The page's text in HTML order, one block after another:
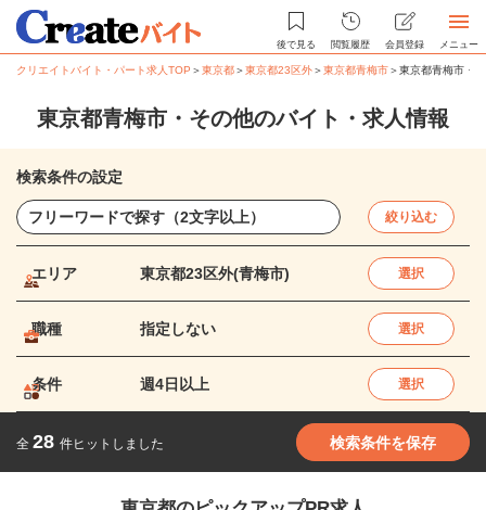
後で見る 閲覧履歴 会員登録 メニュー
クリエイトバイト・パート求人TOP ＞東京都＞東京都23区外＞東京都青梅市＞東京都青梅市・
東京都青梅市・その他のバイト・求人情報
検索条件の設定
絞り込む
エリア 東京都23区外(青梅市) 選択
職種 指定しない 選択
条件 週4日以上 選択
全 28 件ヒットしました 検索条件を保存